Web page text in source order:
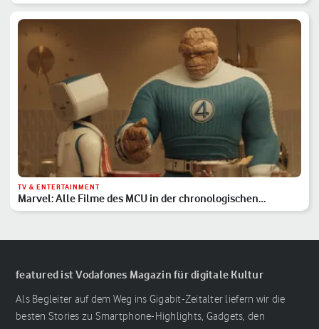
TV & ENTERTAINMENT
Marvel: Alle Filme des MCU in der chronologischen
Reihenfolge
featured ist Vodafones Magazin für digitale Kultur
Als Begleiter auf dem Weg ins Gigabit-Zeitalter liefern wir die
besten Stories zu Smartphone-Highlights, Gadgets, den